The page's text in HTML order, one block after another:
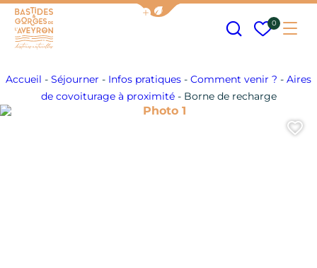
Afficher la barre de navigation
Mes
0
Accueil - Séjourner - Infos pratiques - Comment venir ? - Aires
de covoiturage à proximité- Borne de recharge
Photo 1